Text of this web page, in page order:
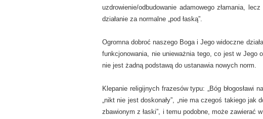
uzdrowienie/odbudowanie adamowego złamania,
działanie za normalne „pod łaską”.
Ogromna dobroć naszego Boga i Jego widoczne
funkcjonowania, nie unieważnia tego, co jest w Jego
nie jest żadną podstawą do ustanawia nowych norm.
Klepanie religijnych frazesów typu: „Bóg błogosławi
„nikt nie jest doskonały”, „nie ma czegoś takiego jak
zbawionym z łaski”, i temu podobne, może zawierać